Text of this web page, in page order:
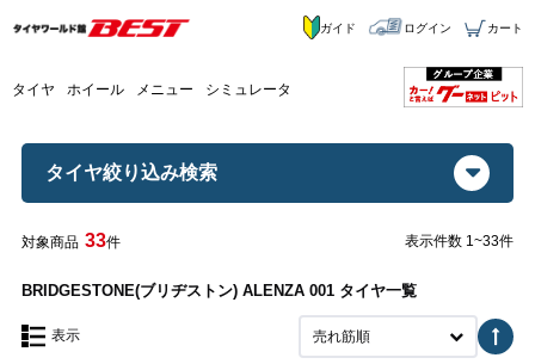
タイヤ ホイール メニュー シミュレータ
ガイド ログイン カート
タイヤ絞り込み検索
対象商品 33件 表示件数 1~33件
BRIDGESTONE(ブリヂストン) ALENZA 001 タイヤ一覧
表示 売れ筋順